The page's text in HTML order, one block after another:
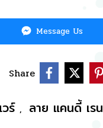
Message Us
Share
ร์ , ลาย แคนดี้ เรน